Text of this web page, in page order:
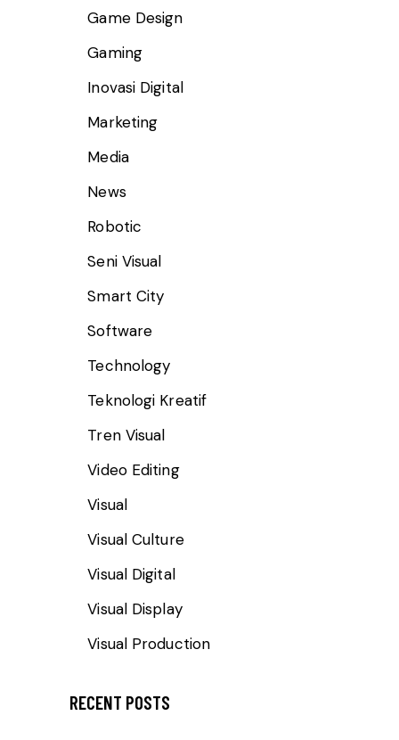
Game Design
Gaming
Inovasi Digital
Marketing
Media
News
Robotic
Seni Visual
Smart City
Software
Technology
Teknologi Kreatif
Tren Visual
Video Editing
Visual
Visual Culture
Visual Digital
Visual Display
Visual Production
RECENT POSTS